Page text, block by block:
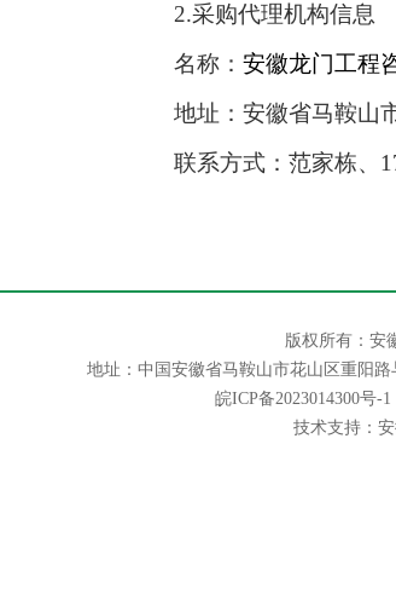
2.采购代理机构信息
名称： 安徽龙门工程
地址：安徽省马鞍山
联系方式：范家栋、
版权所有：安
地址：中国安徽省马鞍山市花山区重阳路
皖ICP备2023014300号-1
技术支持：